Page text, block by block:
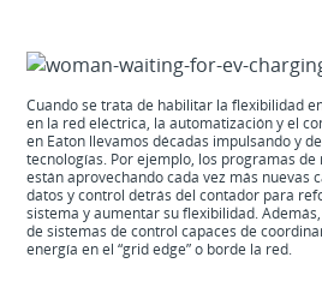
Cuando se trata de habilitar la flexibilidad
en la red eléctrica, la automatización y el
en Eaton llevamos décadas impulsando y
tecnologías. Por ejemplo, los programas
están aprovechando cada vez más nuevas
datos y control detrás del contador para
sistema y aumentar su flexibilidad.
de sistemas de control capaces de
energía en el “grid edge” o borde la red.